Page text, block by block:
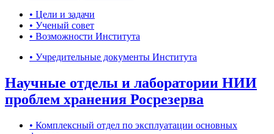
• Цели и задачи
• Ученый совет
• Возможности Института
• Учредительные документы Института
Научные отделы и лаборатории НИИ
проблем хранения Росрезерва
• Комплексный отдел по эксплуатации основных